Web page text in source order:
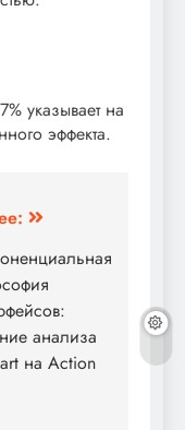
указывает на
эффекта.
анализа
на Action